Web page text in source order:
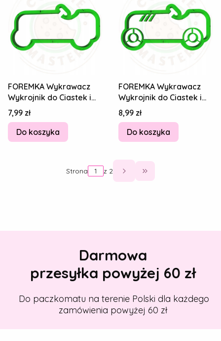
FOREMKA Wykrawacz
Wykrojnik do Ciastek i
Pierników POJAZD
Samochód Auto 8cm
Cena
7,99 zł
Do koszyka
FOREMKA Wykrawacz
Wykrojnik do Ciastek i
Pierników POJAZD
Samochód Auto 8cm
Cena
8,99 zł
Do koszyka
Strona z 2 Przejdź do
Darmowa
przesyłka powyżej 60 zł
Do paczkomatu na terenie Polski dla każdego
zamówienia powyżej 60 zł